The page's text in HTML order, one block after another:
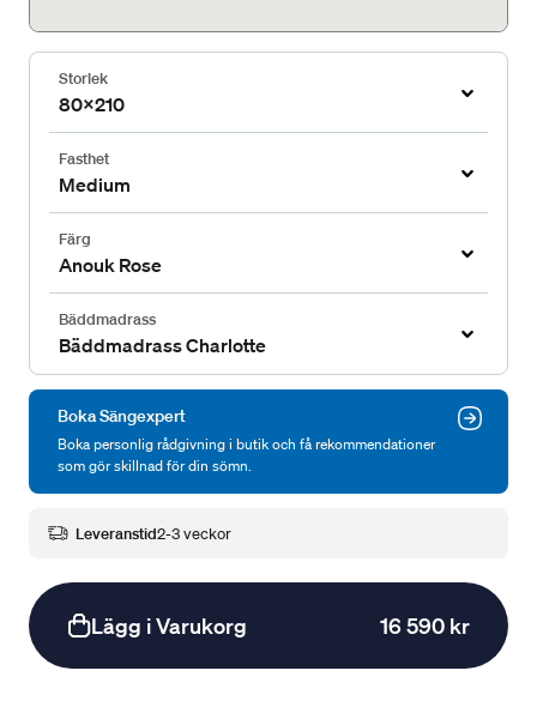
Storlek
80x210
Fasthet
Medium
Färg
Anouk Rose
Bäddmadrass
Bäddmadrass Charlotte
Boka Sängexpert
Boka personlig rådgivning i butik och få rekommendationer
som gör skillnad för din sömn.
Leveranstid2-3 veckor
Lägg i Varukorg 16 590 kr